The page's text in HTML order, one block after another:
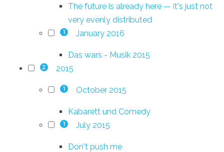
The future is already here — it's just not
very evenly distributed
1 January 2016
Das wars - Musik 2015
2 2015
1 October 2015
Kabarett und Comedy
1 July 2015
Don't push me